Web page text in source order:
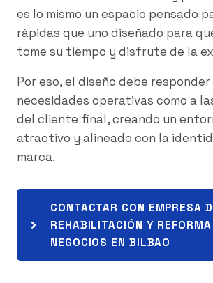
es lo mismo un espacio pensado
rápidas que uno diseñado para
tome su tiempo y disfrute de la
Por eso, el diseño debe
necesidades operativas como a
del cliente final, creando un
atractivo y alineado con la
marca.
CONTACTAR CON EMPRESA
REHABILITACIÓN Y REFORMA
NEGOCIOS EN BILBAO